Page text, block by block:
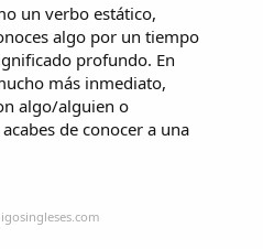
un verbo estático,
algo por un tiempo
profundo. En
más inmediato,
algo/alguien o
de conocer a una